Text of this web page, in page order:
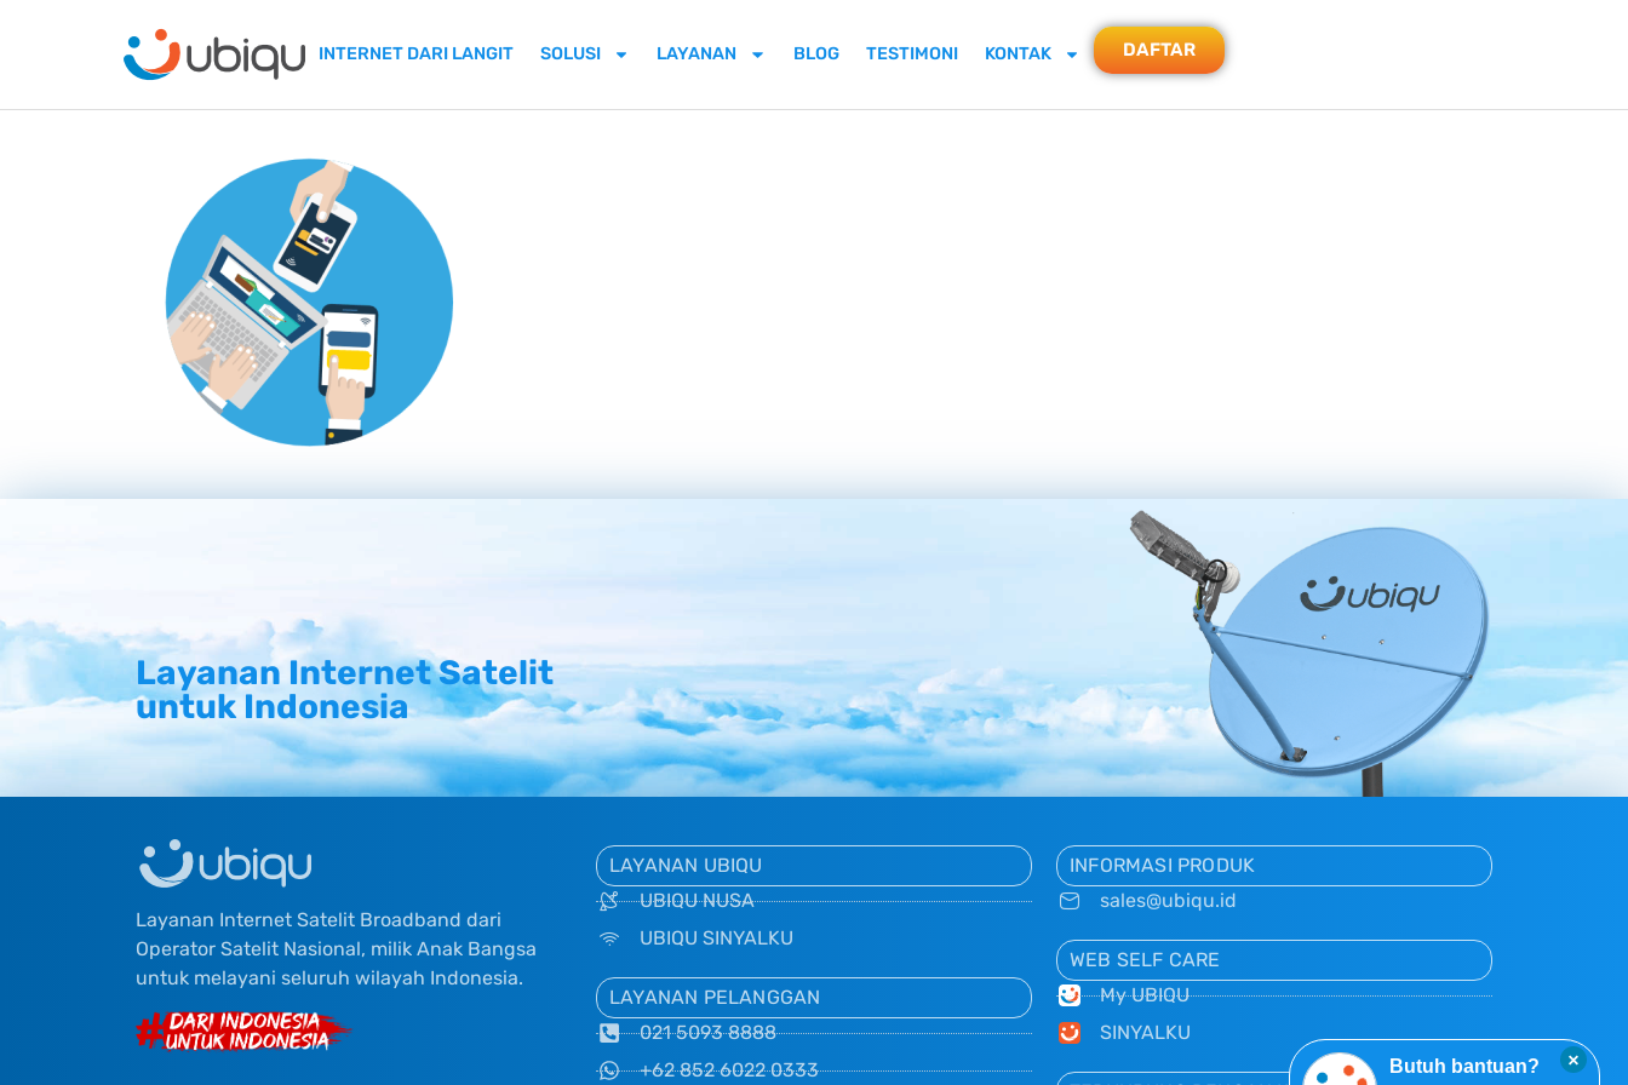
×
Butuh bantuan?
INTERNET DARI LANGIT SOLUSI LAYANAN BLOG TESTIMONI KONTAK DAFTAR
Layanan Internet Satelit
untuk Indonesia
Layanan Internet Satelit Broadband dari
Operator Satelit Nasional, milik Anak Bangsa
untuk melayani seluruh wilayah Indonesia.
LAYANAN UBIQU
UBIQU NUSA
UBIQU SINYALKU
LAYANAN PELANGGAN
021 5093 8888
+62 852 6022 0333
INFORMASI PRODUK
sales@ubiqu.id
WEB SELF CARE
My UBIQU
SINYALKU